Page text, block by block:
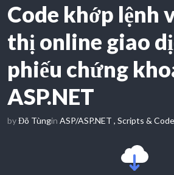
Code khớp lệnh
thị online giao
phiếu chứng
ASP.NET
byĐõ Tùngin ASP/ASP.NET , Scripts & Code